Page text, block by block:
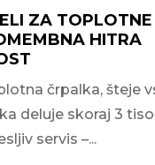
ZA
HITRA
črpalka, šteje
deluje skoraj 3
servis –...